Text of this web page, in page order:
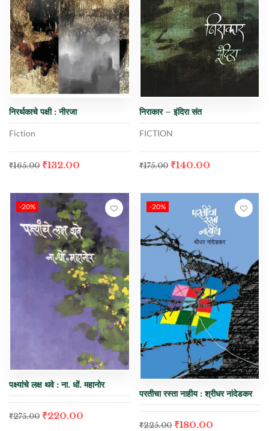
निरर्थकाचे पक्षी : नीरजा
Fiction
₹165.00 ₹132.00
निराकार – इंदिरा संत
FICTION
₹175.00 ₹140.00
-20%
पक्ष्यांचे लक्ष थवे : ना. धों. महानोर
₹275.00 ₹220.00
-20%
परतीचा रस्ता नाहीय : श्रीधर नांदेडकर
₹225.00 ₹180.00